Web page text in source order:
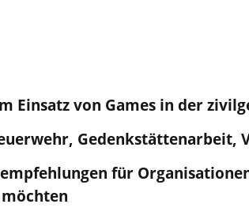
Einsatz von Games in der
Gedenkstättenarbeit,
für